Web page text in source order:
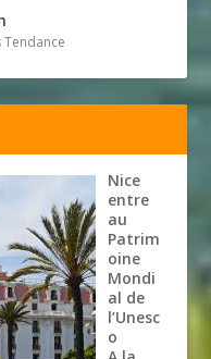
Tendance
Nice
entre
au
Patrim
oine
Mondi
al de
l’Unesc
o